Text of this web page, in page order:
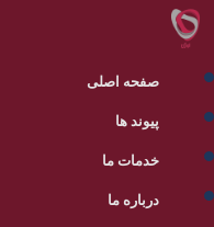
صفحه اصلی
پیوند ها
خدمات ما
درباره ما